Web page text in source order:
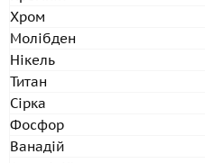
Хром
Молібден
Нікель
Титан
Сірка
Фосфор
Ванадій